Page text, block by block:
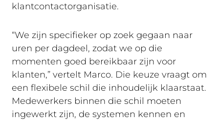
klantcontactorganisatie.
“We zijn specifieker op zoek gegaan naar
uren per dagdeel, zodat we op die
momenten goed bereikbaar zijn voor
klanten,” vertelt Marco. Die keuze vraagt om
een flexibele schil die inhoudelijk klaarstaat.
Medewerkers binnen die schil moeten
ingewerkt zijn, de systemen kennen en